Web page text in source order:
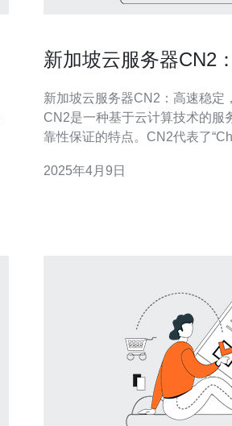
新加坡云服务器CN2
新加坡云服务器CN2：高速稳定，可靠
CN2是一种基于云计算技术的服
靠性保证的特点。CN2代表了
务器CN2是在新加坡数据中心基
2025年4月9日